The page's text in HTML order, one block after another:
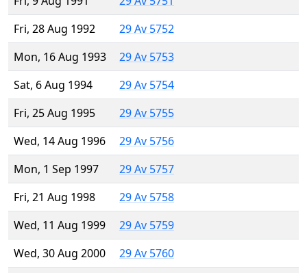
Fri, 28 Aug 1992
29 Av 5752
Mon, 16 Aug 1993
29 Av 5753
Sat, 6 Aug 1994
29 Av 5754
Fri, 25 Aug 1995
29 Av 5755
Wed, 14 Aug 1996
29 Av 5756
Mon, 1 Sep 1997
29 Av 5757
Fri, 21 Aug 1998
29 Av 5758
Wed, 11 Aug 1999
29 Av 5759
Wed, 30 Aug 2000
29 Av 5760